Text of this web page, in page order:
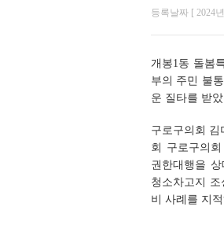
등록날짜 [ 2024
개봉1동 돌봄
부의 주민 불
운 질타를 받
구로구의회 김
회 구로구의
권한대행을
청소차고지
비 사례를 지